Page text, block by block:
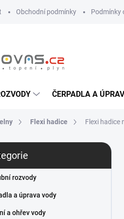
Obchodní podmínky Podmínky
ČERPADLA A
Flexi hadice Flexi hadice
rozvody
a úprava vody
a ohřev vody